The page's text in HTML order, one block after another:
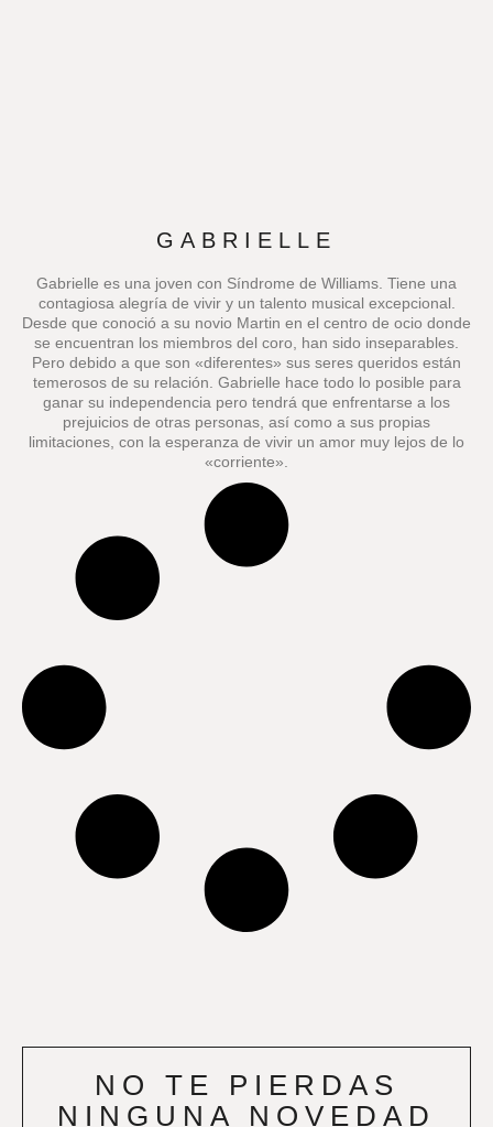
GABRIELLE
Gabrielle es una joven con Síndrome de Williams. Tiene una
contagiosa alegría de vivir y un talento musical excepcional.
Desde que conoció a su novio Martin en el centro de ocio donde
se encuentran los miembros del coro, han sido inseparables.
Pero debido a que son «diferentes» sus seres queridos están
temerosos de su relación. Gabrielle hace todo lo posible para
ganar su independencia pero tendrá que enfrentarse a los
prejuicios de otras personas, así como a sus propias
limitaciones, con la esperanza de vivir un amor muy lejos de lo
«corriente».
NO TE PIERDAS
NINGUNA NOVEDAD